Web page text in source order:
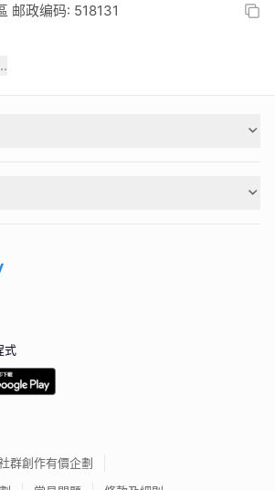
邮政编码: 518131
式
群創作有價企劃